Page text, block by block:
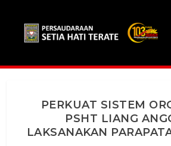
PERKUAT SISTEM
PSHT LIANG
LAKSANAKAN